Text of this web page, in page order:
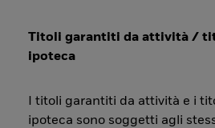
Titoli garantiti da attività /
ipoteca
I titoli garantiti da attività e i
ipoteca sono soggetti agli